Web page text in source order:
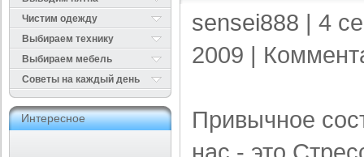
Чистим одежду
Выбираем технику
Выбираем мебель
Cоветы на каждый день
Интересное
sensei888 | 4
2009 |
Привычное